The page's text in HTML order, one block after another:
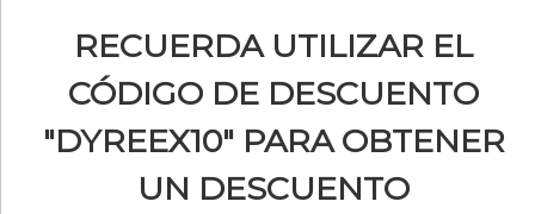
INFORMACIÓN ▼
RECUERDA UTILIZAR EL
CÓDIGO DE DESCUENTO
"DYREEX10" PARA OBTENER
UN DESCUENTO